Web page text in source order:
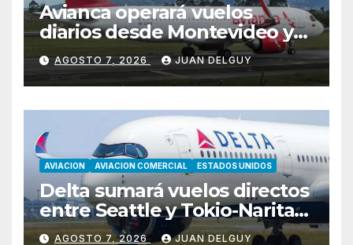
Avianca operará vuelos
diarios desde Montevideo y
Asunción hacia Bogotá
AGOSTO 7, 2026 JUAN DELGUY
AVIACION AVIACION COMERCIAL ESTADOS UNIDOS
Delta sumará vuelos directos
entre Seattle y Tokio-Narita
desde marzo de 2027
AGOSTO 7, 2026 JUAN DELGUY